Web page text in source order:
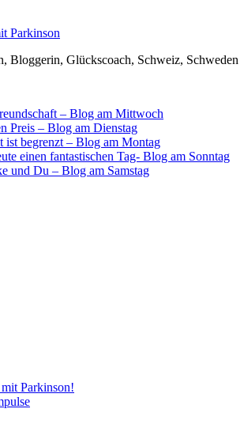
Bloggerin, Glückscoach, Schweiz, Schweden
– Blog am Mittwoch
Preis – Blog am Dienstag
ist begrenzt – Blog am Montag
einen fantastischen Tag- Blog am Sonntag
und Du – Blog am Samstag